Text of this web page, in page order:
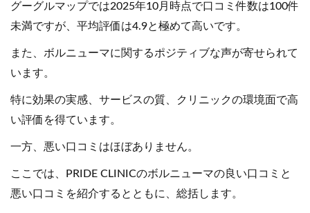
グーグルマップでは2025年10月時点で口コミ件数は100件
未満ですが、平均評価は4.9と極めて高いです。
また、ボルニューマに関するポジティブな声が寄せられて
います。
特に効果の実感、サービスの質、クリニックの環境面で高
い評価を得ています。
一方、悪い口コミはほぼありません。
ここでは、PRIDE CLINICのボルニューマの良い口コミと
悪い口コミを紹介するとともに、総括します。